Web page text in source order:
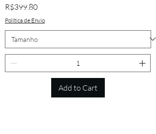
Price
R$399.80
Política de Envio
Add to Cart